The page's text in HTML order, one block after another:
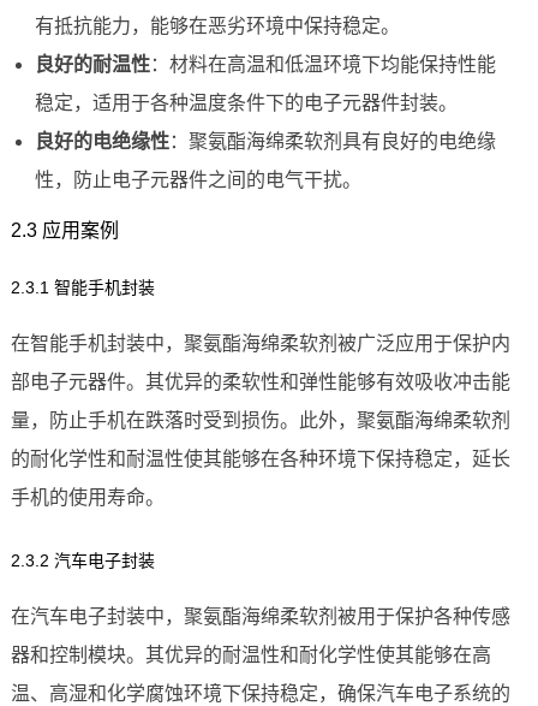
有抵抗能力，能够在恶劣环境中保持稳定。
良好的耐温性：材料在高温和低温环境下均能保持性能
稳定，适用于各种温度条件下的电子元器件封装。
良好的电绝缘性：聚氨酯海绵柔软剂具有良好的电绝缘
性，防止电子元器件之间的电气干扰。
2.3 应用案例
2.3.1 智能手机封装
在智能手机封装中，聚氨酯海绵柔软剂被广泛应用于保护内
部电子元器件。其优异的柔软性和弹性能够有效吸收冲击能
量，防止手机在跌落时受到损伤。此外，聚氨酯海绵柔软剂
的耐化学性和耐温性使其能够在各种环境下保持稳定，延长
手机的使用寿命。
2.3.2 汽车电子封装
在汽车电子封装中，聚氨酯海绵柔软剂被用于保护各种传感
器和控制模块。其优异的耐温性和耐化学性使其能够在高
温、高湿和化学腐蚀环境下保持稳定，确保汽车电子系统的